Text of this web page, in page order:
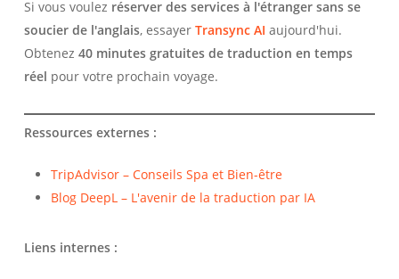
Si vous voulez réserver des services à l'étranger sans se
soucier de l'anglais, essayer Transync AI aujourd'hui.
Obtenez 40 minutes gratuites de traduction en temps
réel pour votre prochain voyage.
Ressources externes :
TripAdvisor – Conseils Spa et Bien-être
Blog DeepL – L'avenir de la traduction par IA
Liens internes :